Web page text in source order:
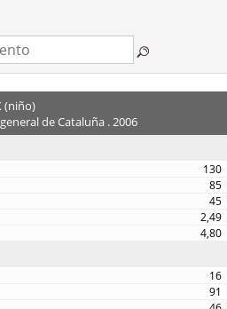
(niño)
de Cataluña . 2006
130
85
45
2,49
4,80
16
91